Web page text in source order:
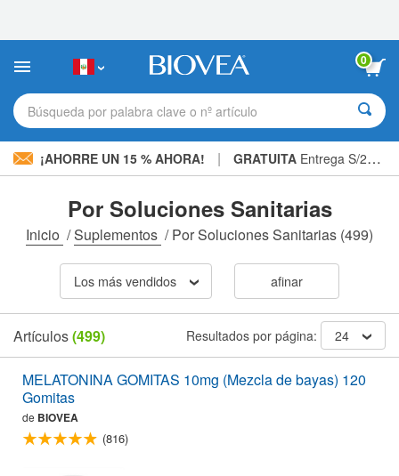
sitio
incluye
sistema
de
0
Búsqueda por palabra clave o nº artículo
¡AHORRE UN 15 % AHORA! | GRATUITA Entrega S/234.00 »
Por Soluciones Sanitarias
Inicio /Suplementos /Por Soluciones Sanitarias (499)
Los más vendidos afinar
Artículos(499) Resultados por página: 24
MELATONINA GOMITAS 10mg (Mezcla de bayas) 120
Gomitas
de BIOVEA
(816)